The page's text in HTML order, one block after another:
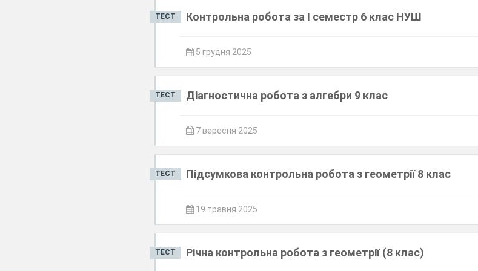
ТЕСТ Контрольна робота за І семестр 6 клас НУШ
5 грудня 2025
ТЕСТ Діагностична робота з алгебри 9 клас
7 вересня 2025
ТЕСТ Підсумкова контрольна робота з геометрії 8 клас
19 травня 2025
ТЕСТ Річна контрольна робота з геометрії (8 клас)